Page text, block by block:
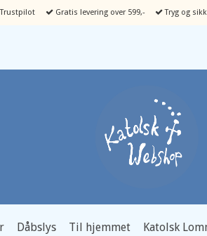
Gratis levering over 599,- Tryg og
Dåbslys Til hjemmet Katolsk